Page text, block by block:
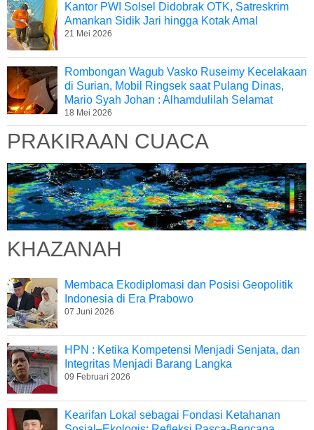
Kantor PWI Solsel Didobrak OTK, Satreskrim
Amankan Sidik Jari hingga Kotak Amal
21 Mei 2026
Rombongan Wagub Vasko Ruseimy Kecelakaan
di Surian, Mobil Ringsek saat Pulang Dinas,
Mario Syah Johan : Alhamdulilah Selamat
18 Mei 2026
PRAKIRAAN CUACA
KHAZANAH
Membaca Ekodiplomasi dan Posisi Geopolitik
Indonesia di Era Prabowo
07 Juni 2026
HPN : Ketika Kompetensi Menjadi Senjata, dan
Integritas Menjadi Barang Langka
09 Februari 2026
Kearifan Lokal sebagai Fondasi Ketahanan